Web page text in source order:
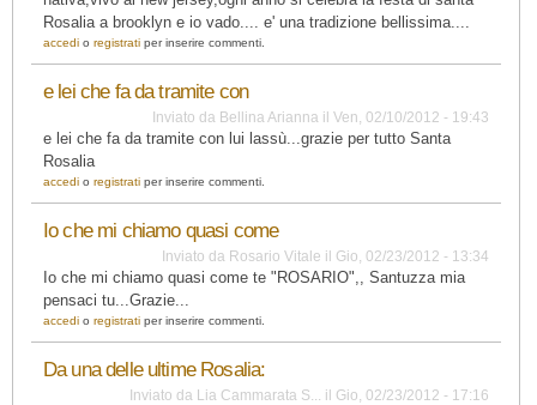
Rosalia a brooklyn e io vado.... e' una tradizione bellissima....
accedi o registrati per inserire commenti.
e lei che fa da tramite con
Inviato da Bellina Arianna il Ven, 02/10/2012 - 19:43
e lei che fa da tramite con lui lassù...grazie per tutto Santa
Rosalia
accedi o registrati per inserire commenti.
Io che mi chiamo quasi come
Inviato da Rosario Vitale il Gio, 02/23/2012 - 13:34
Io che mi chiamo quasi come te "ROSARIO",, Santuzza mia
pensaci tu...Grazie...
accedi o registrati per inserire commenti.
Da una delle ultime Rosalia:
Inviato da Lia Cammarata S... il Gio, 02/23/2012 - 17:16